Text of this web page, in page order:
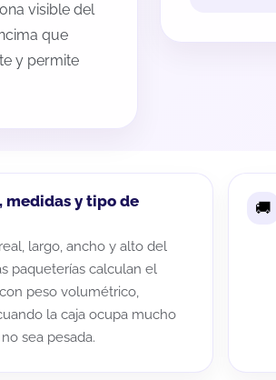
visible del
que
y permite
medidas y tipo de
largo, ancho y alto del
paqueterías calculan el
peso volumétrico,
la caja ocupa mucho
sea pesada.